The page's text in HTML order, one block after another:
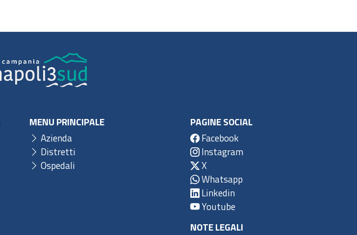
MENU PRINCIPALE
Azienda
Distretti
Ospedali
PAGINE SOCIAL
Facebook
Instagram
X
Whatsapp
Linkedin
Youtube
NOTE LEGALI